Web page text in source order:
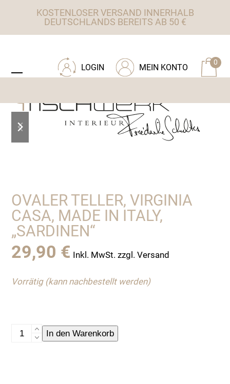
KOSTENLOSER VERSAND INNERHALB
DEUTSCHLANDS BEREITS AB 50 €
0
MEIN KONTO
LOGIN
mobile
mobile
slide
slide
OVALER TELLER, VIRGINIA
CASA, MADE IN ITALY,
„SARDINEN“
29,90 € Inkl. MwSt. zzgl. Versand
Vorrätig (kann nachbestellt werden)
Ovaler
In den Warenkorb